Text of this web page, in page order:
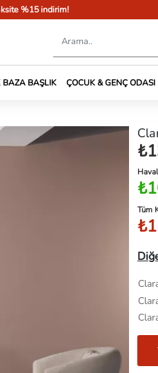
%15 indirim!
BAZA BAŞLIK ÇOCUK & GENÇ ODASI
Tüm